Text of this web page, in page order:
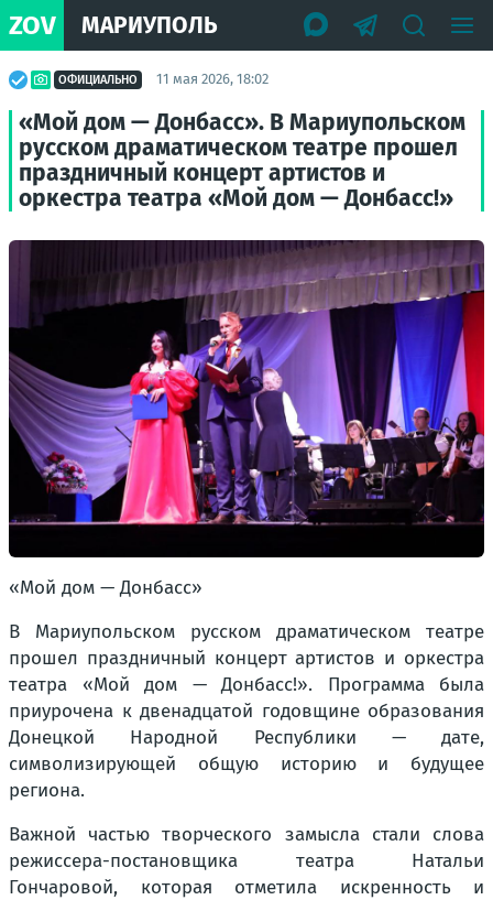
ZOV МАРИУПОЛЬ
ОФИЦИАЛЬНО 11 мая 2026, 18:02
«Мой дом — Донбасс». В Мариупольском
русском драматическом театре прошел
праздничный концерт артистов и
оркестра театра «Мой дом — Донбасс!»
«Мой дом — Донбасс»
В Мариупольском русском драматическом театре
прошел праздничный концерт артистов и оркестра
театра «Мой дом — Донбасс!». Программа была
приурочена к двенадцатой годовщине образования
Донецкой Народной Республики — дате,
символизирующей общую историю и будущее
региона.
Важной частью творческого замысла стали слова
режиссера-постановщика театра Натальи
Гончаровой, которая отметила искренность и